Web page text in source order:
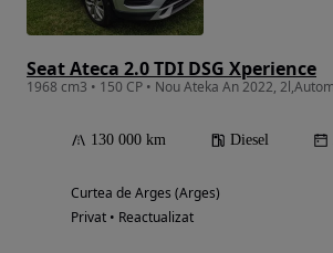
Seat Ateca 2.0 TDI DSG Xperience
130 000 km Diesel
Curtea de Arges (Arges)
Privat • Reactualizat